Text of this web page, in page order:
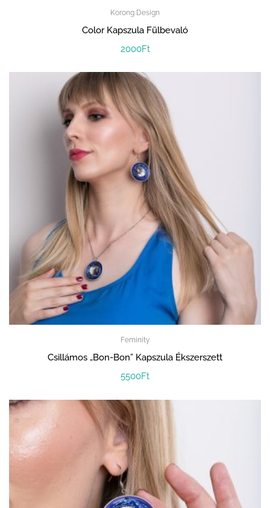
Korong Design
Color Kapszula Fülbevaló
2000Ft
Feminity
Csillámos „Bon-Bon” Kapszula Ékszerszett
5500Ft